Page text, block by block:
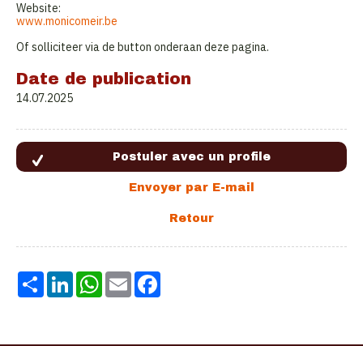
Website:
www.monicomeir.be
Of solliciteer via de button onderaan deze pagina.
Date de publication
14.07.2025
Share LinkedInWhatsApp
Email